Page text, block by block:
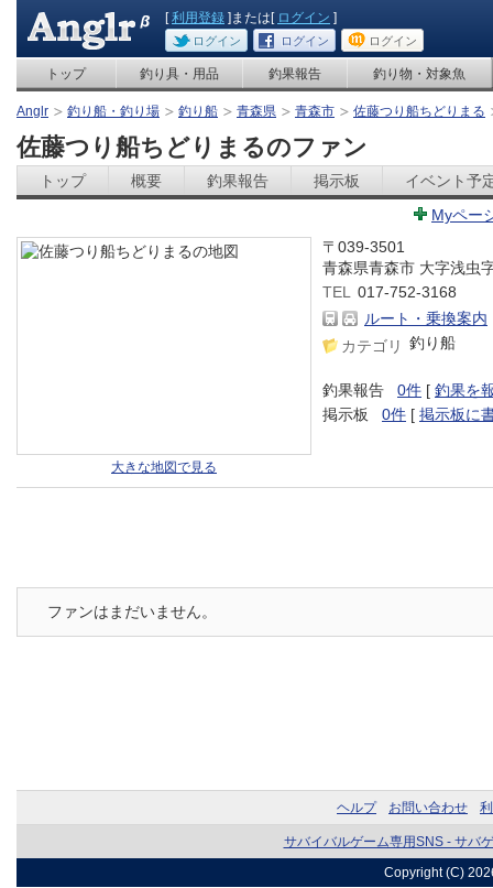
[利用登録 ]または[ ログイン ]
ログイン ログイン ログイン
トップ 釣り具・用品 釣果報告 釣り物・対象魚
Anglr 釣り船・釣り場 釣り船 青森県 青森市 佐藤つり船ちどりまる
佐藤つり船ちどりまるのファン
トップ 概要 釣果報告 掲示板
イベント予
Myペー
大きな地図で見る
〒039-3501
青森県青森市 大字浅虫
TEL
017-752-3168
ルート・乗換案内
カテゴリ 釣り船
釣果報告 0件 [ 釣果を
掲示板
0件 [ 掲示板に
ファンはまだいません。
ヘルプ お問い合わせ
サバイバルゲーム専用SNS - サバ
Copyright (C)